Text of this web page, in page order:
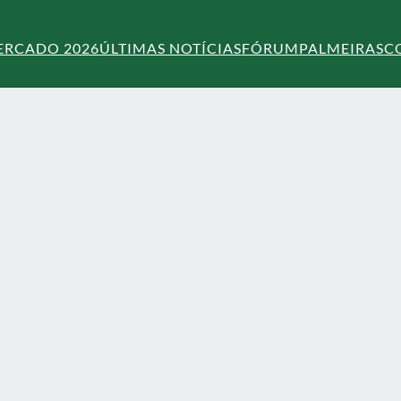
2026ÚLTIMAS NOTÍCIASFÓRUMPALMEIRAS